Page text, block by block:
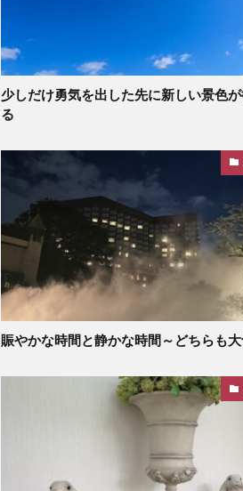
少しだけ勇気を出した先に新しい景色
る
賑やかな時間と静かな時間～どちらも